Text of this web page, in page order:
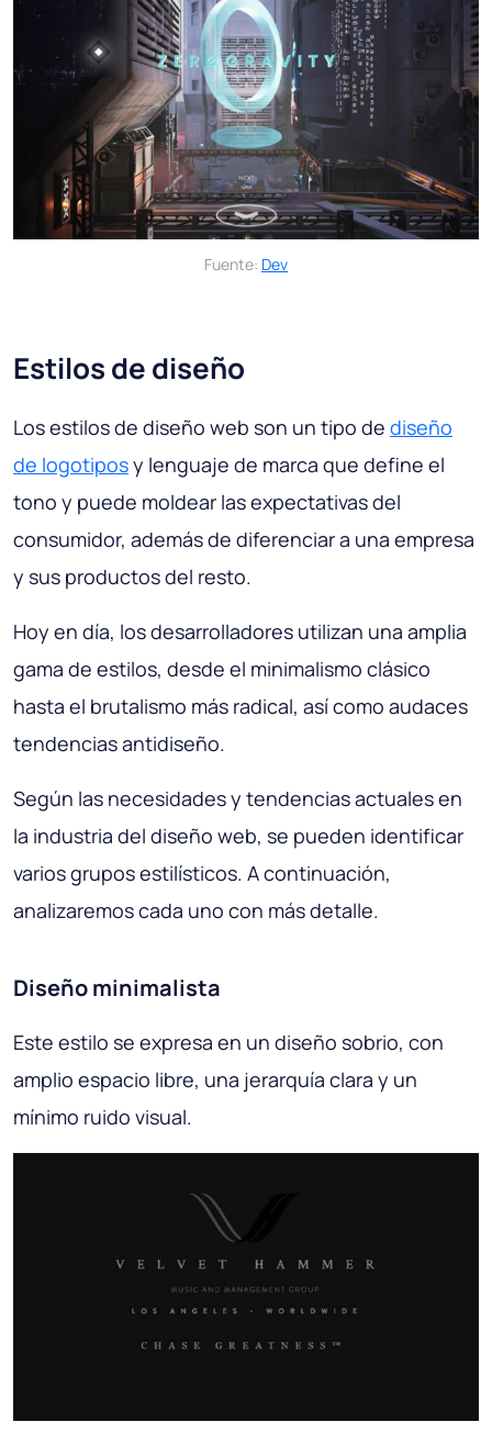
Fuente: Dev
Estilos de diseño
Los estilos de diseño web son un tipo de diseño
de logotiposy lenguaje de marca que define el
tono y puede moldear las expectativas del
consumidor, además de diferenciar a una empresa
y sus productos del resto.
Hoy en día, los desarrolladores utilizan una amplia
gama de estilos, desde el minimalismo clásico
hasta el brutalismo más radical, así como audaces
tendencias antidiseño.
Según las necesidades y tendencias actuales en
la industria del diseño web, se pueden identificar
varios grupos estilísticos. A continuación,
analizaremos cada uno con más detalle.
Diseño minimalista
Este estilo se expresa en un diseño sobrio, con
amplio espacio libre, una jerarquía clara y un
mínimo ruido visual.